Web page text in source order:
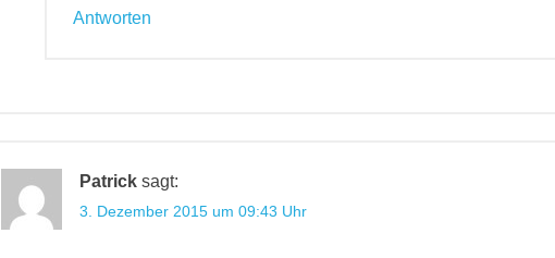
Antworten
Patrick sagt:
3. Dezember 2015 um 09:43 Uhr